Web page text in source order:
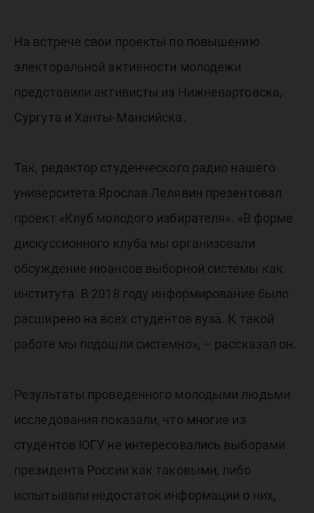
На встрече свои проекты по повышению
электоральной активности молодежи
представили активисты из Нижневартовска,
Сургута и Ханты-Мансийска.
Так, редактор студенческого радио нашего
университета Ярослав Лелявин презентовал
проект «Клуб молодого избирателя». «В форме
дискуссионного клуба мы организовали
обсуждение нюансов выборной системы как
института. В 2018 году информирование было
расширено на всех студентов вуза. К такой
работе мы подошли системно», – рассказал он.
Результаты проведенного молодыми людьми
исследования показали, что многие из
студентов ЮГУ не интересовались выборами
президента России как таковыми, либо
испытывали недостаток информации о них,